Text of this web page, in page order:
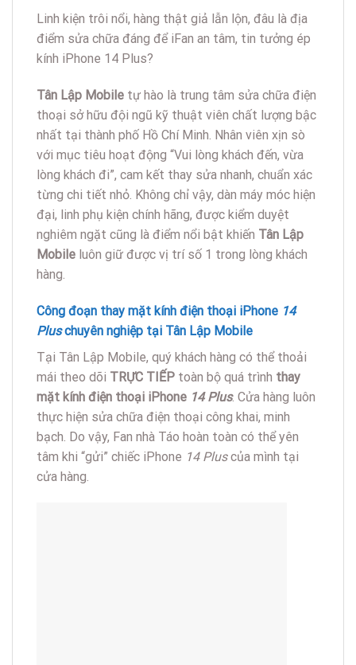
Linh kiện trôi nổi, hàng thật giả lẫn lộn, đâu là địa
điểm sửa chữa đáng để iFan an tâm, tin tưởng ép
kính iPhone 14 Plus?
Tân Lập Mobile tự hào là trung tâm sửa chữa điện
thoại sở hữu đội ngũ kỹ thuật viên chất lượng bậc
nhất tại thành phố Hồ Chí Minh. Nhân viên xịn sò
với mục tiêu hoạt động “Vui lòng khách đến, vừa
lòng khách đi”, cam kết thay sửa nhanh, chuẩn xác
từng chi tiết nhỏ. Không chỉ vậy, dàn máy móc hiện
đại, linh phụ kiện chính hãng, được kiểm duyệt
nghiêm ngặt cũng là điểm nổi bật khiến Tân Lập
Mobile luôn giữ được vị trí số 1 trong lòng khách
hàng.
Công đoạn thay mặt kính điện thoại iPhone 14
Pluschuyên nghiệp tại Tân Lập Mobile
Tại Tân Lập Mobile, quý khách hàng có thể thoải
mái theo dõi TRỰC TIẾP toàn bộ quá trình thay
mặt kính điện thoại iPhone 14 Plus. Cửa hàng luôn
thực hiện sửa chữa điện thoại công khai, minh
bạch. Do vậy, Fan nhà Táo hoàn toàn có thể yên
tâm khi “gửi” chiếc iPhone 14 Pluscủa mình tại
cửa hàng.